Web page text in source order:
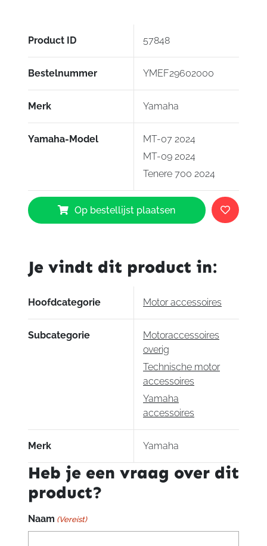
Product ID 57848
Bestelnummer YMEF29602000
Merk Yamaha
Yamaha-Model
MT-07 2024
MT-09 2024
Tenere 700 2024
Yamaha
Handvatverwarming
aantal
Op bestellijst plaatsen
Je vindt dit product in:
Hoofdcategorie Motor accessoires
Subcategorie
Motoraccessoires
overig
Technische motor
accessoires
Yamaha
accessoires
Merk Yamaha
Heb je een vraag over dit
product?
Naam (Vereist)